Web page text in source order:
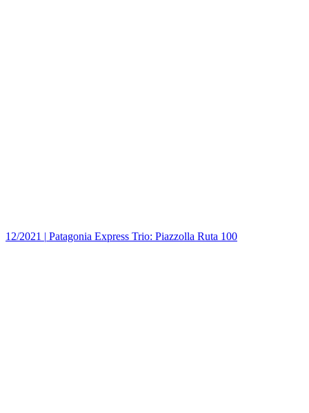
12/2021 | Patagonia Express Trio: Piazzolla Ruta 100